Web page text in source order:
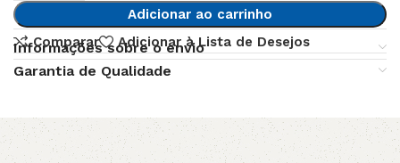
Adicionar ao carrinho
Comparar
Adicionar à Lista de Desejos
Informações sobre o envio
Garantia de Qualidade